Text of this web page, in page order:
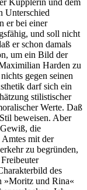
Kupplerin und dem
Unterschied
er bei einer
und soll nicht
er schon damals
um ein Bild der
Harden zu
gegen seinen
darf sich ein
stilistischer
Werte. Daß
beweisen. Aber
die
mit der
zu begründen,
des
»Moritz und Rina«